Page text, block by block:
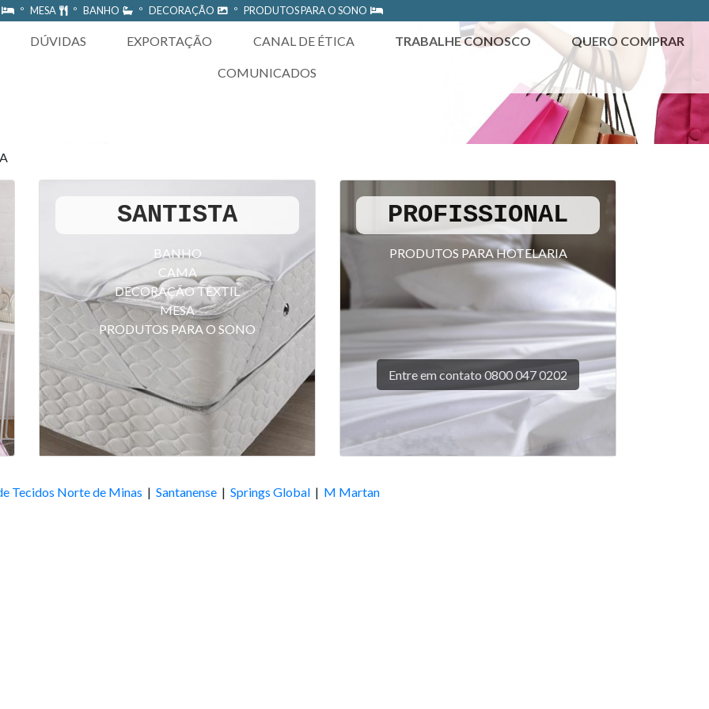
º MESA º BANHO º DECORAÇÃO º PRODUTOS PARA O SONO
DÚVIDAS EXPORTAÇÃO CANAL DE ÉTICA TRABALHE CONOSCO QUERO COMPRAR
COMUNICADOS
SANTISTA
BANHO
CAMA
DECORAÇÃO TÊXTIL
MESA
PRODUTOS PARA O SONO
PROFISSIONAL
PRODUTOS PARA HOTELARIA
Entre em contato 0800 047 0202
Tecidos Norte de Minas | Santanense | Springs Global | M Martan